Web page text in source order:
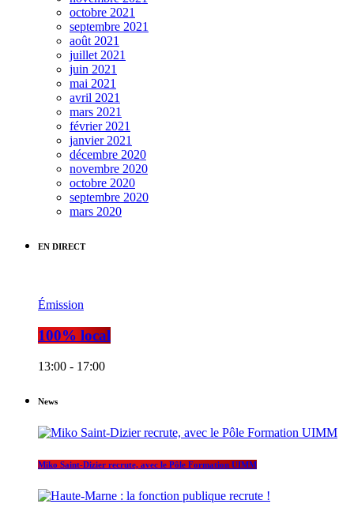
octobre 2021
septembre 2021
août 2021
juillet 2021
juin 2021
mai 2021
avril 2021
mars 2021
février 2021
janvier 2021
décembre 2020
novembre 2020
octobre 2020
septembre 2020
mars 2020
EN DIRECT
Émission
100% local
13:00 - 17:00
News
Miko Saint-Dizier recrute, avec le Pôle Formation UIMM